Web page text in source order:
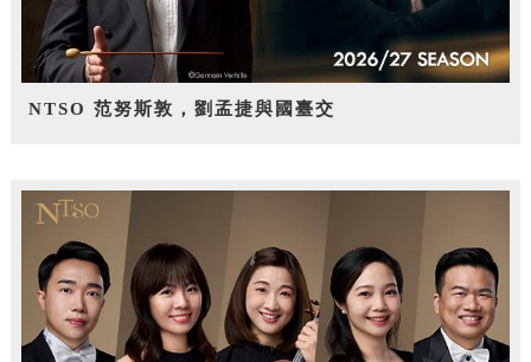
NTSO 范努斯敦，劉孟捷與國臺交